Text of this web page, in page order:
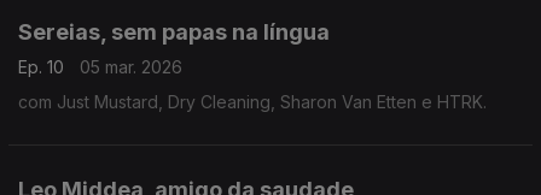
Sereias, sem papas na língua
Ep. 10
05 mar. 2026
com Just Mustard, Dry Cleaning, Sharon Van Etten e HTRK.
Leo Middea, amigo da saudade